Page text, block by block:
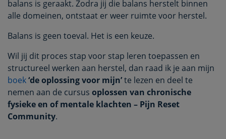
balans is geraakt. Zodra jij die balans herstelt binnen
alle domeinen, ontstaat er weer ruimte voor herstel.
Balans is geen toeval. Het is een keuze.
Wil jij dit proces stap voor stap leren toepassen en
structureel werken aan herstel, dan raad ik je aan mijn
boek‘de oplossing voor mijn’te lezen en deel te
nemen aan de cursus oplossen van chronische
fysieke en of mentale klachten – Pijn Reset
Community.